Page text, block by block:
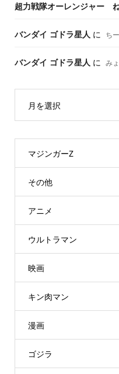
超力戦隊オーレンジャー
バンダイ ゴドラ星人 に ち
バンダイ ゴドラ星人 に み
月を選択
マジンガーZ
その他
アニメ
ウルトラマン
映画
キン肉マン
漫画
ゴジラ